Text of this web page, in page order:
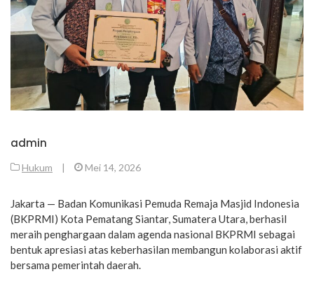
admin
Hukum | Mei 14, 2026
Jakarta — Badan Komunikasi Pemuda Remaja Masjid Indonesia
(BKPRMI) Kota Pematang Siantar, Sumatera Utara, berhasil
meraih penghargaan dalam agenda nasional BKPRMI sebagai
bentuk apresiasi atas keberhasilan membangun kolaborasi aktif
bersama pemerintah daerah.